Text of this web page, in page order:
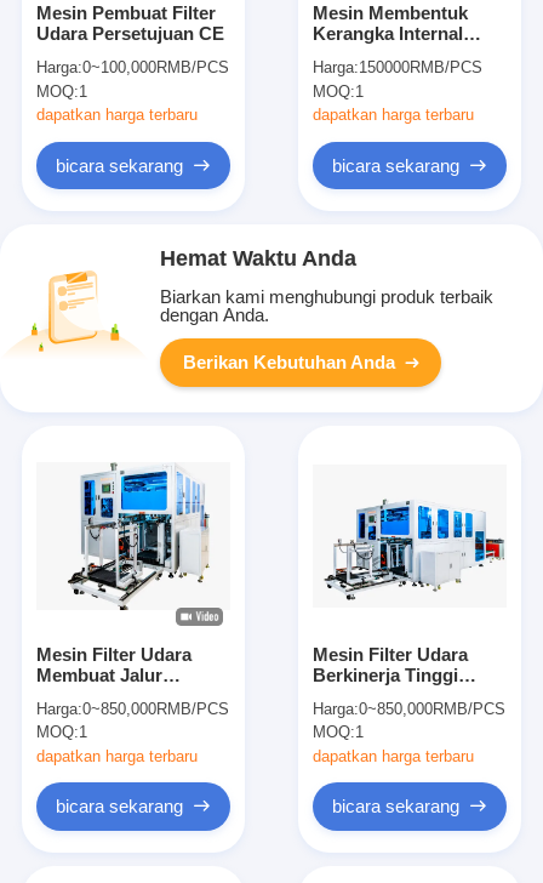
Mesin Pembuat Filter
Udara Persetujuan CE
Harga:0~100,000RMB/PCS
MOQ:1
dapatkan harga terbaru
bicara sekarang
Mesin Membentuk
Kerangka Internal
Management Bag
Filter 220V 4.65KW
Harga:150000RMB/PCS
MOQ:1
dapatkan harga terbaru
bicara sekarang
Hemat Waktu Anda
Biarkan kami menghubungi produk terbaik
dengan Anda.
Berikan Kebutuhan Anda
Mesin Filter Udara
Membuat Jalur
dengan sistem kontrol
Omron untuk
kecepatan tinggi dan
operasi tanpa awak
Harga:0~850,000RMB/PCS
MOQ:1
dapatkan harga terbaru
bicara sekarang
Mesin Filter Udara
Berkinerja Tinggi
Lengkap
Harga:0~850,000RMB/PCS
MOQ:1
dapatkan harga terbaru
bicara sekarang